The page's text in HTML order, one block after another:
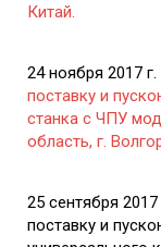
Китай.
24 ноября 2017 г.
поставку и
станка с ЧПУ
область, г.
25 сентября
поставку и